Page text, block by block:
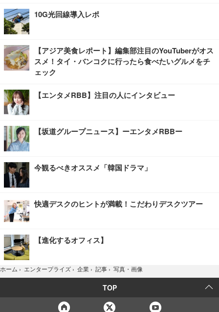
10G光回線導入レポ
【アジア美食レポート】編集部注目のYouTuberがオス
スメ！タイ・バンコクに行ったら食べたいグルメをチ
ェック
【エンタメRBB】注目の人にインタビュー
【坂道グループニュース】ーエンタメRBBー
今観るべきオススメ「韓国ドラマ」
快適デスクのヒントが満載！こだわりデスクツアー
【進化するオフィス】
ホーム › エンタープライズ › 企業 › 記事 › 写真・画像
TOP